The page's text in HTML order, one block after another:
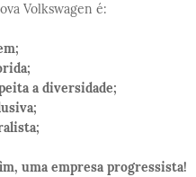
Volkswagen é:
a diversidade;
uma empresa progressista!